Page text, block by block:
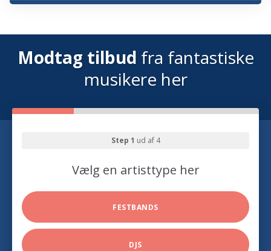
Modtag tilbud fra fantastiske
musikere her
Step 1 ud af 4
Vælg en artisttype her
FESTBANDS
DJS